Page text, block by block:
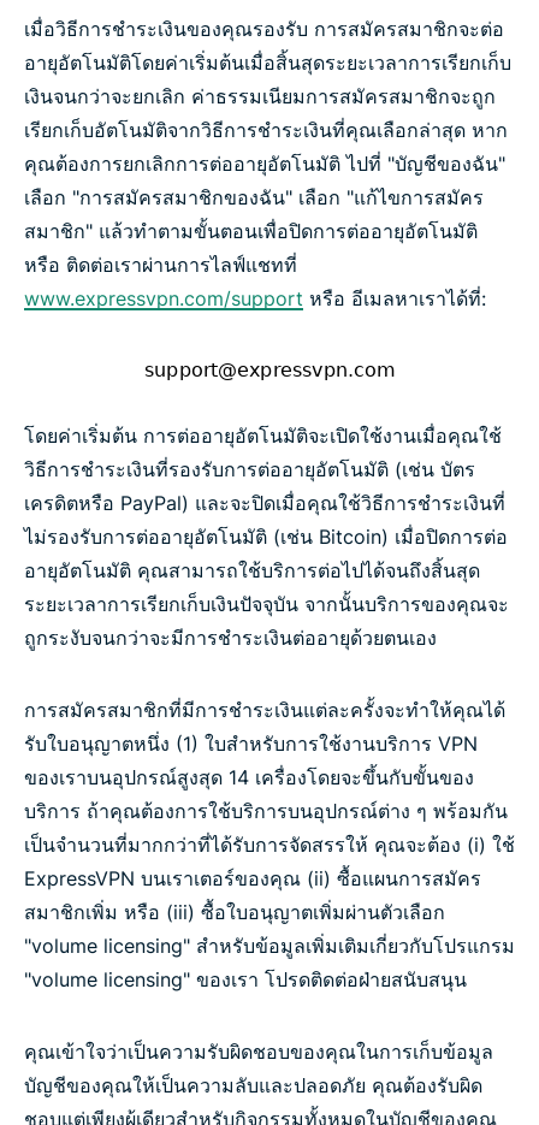
เมื่อวิธีการชำระเงินของคุณรองรับ การสมัครสมาชิกจะต่อ
อายุอัตโนมัติโดยค่าเริ่มต้นเมื่อสิ้นสุดระยะเวลาการเรียกเก็บ
เงินจนกว่าจะยกเลิก ค่าธรรมเนียมการสมัครสมาชิกจะถูก
เรียกเก็บอัตโนมัติจากวิธีการชำระเงินที่คุณเลือกล่าสุด หาก
คุณต้องการยกเลิกการต่ออายุอัตโนมัติ ไปที่ "บัญชีของฉัน"
เลือก "การสมัครสมาชิกของฉัน" เลือก "แก้ไขการสมัคร
สมาชิก" แล้วทำตามขั้นตอนเพื่อปิดการต่ออายุอัตโนมัติ
หรือ ติดต่อเราผ่านการไลฟ์แชทที่
www.expressvpn.com/support หรือ อีเมลหาเราได้ที่:
โดยค่าเริ่มต้น การต่ออายุอัตโนมัติจะเปิดใช้งานเมื่อคุณใช้
วิธีการชำระเงินที่รองรับการต่ออายุอัตโนมัติ (เช่น บัตร
เครดิตหรือ PayPal) และจะปิดเมื่อคุณใช้วิธีการชำระเงินที่
ไม่รองรับการต่ออายุอัตโนมัติ (เช่น Bitcoin) เมื่อปิดการต่อ
อายุอัตโนมัติ คุณสามารถใช้บริการต่อไปได้จนถึงสิ้นสุด
ระยะเวลาการเรียกเก็บเงินปัจจุบัน จากนั้นบริการของคุณจะ
ถูกระงับจนกว่าจะมีการชำระเงินต่ออายุด้วยตนเอง
การสมัครสมาชิกที่มีการชำระเงินแต่ละครั้งจะทำให้คุณได้
รับใบอนุญาตหนึ่ง (1) ใบสำหรับการใช้งานบริการ VPN
ของเราบนอุปกรณ์สูงสุด 14 เครื่องโดยจะขึ้นกับขั้นของ
บริการ ถ้าคุณต้องการใช้บริการบนอุปกรณ์ต่าง ๆ พร้อมกัน
เป็นจำนวนที่มากกว่าที่ได้รับการจัดสรรให้ คุณจะต้อง (i) ใช้
ExpressVPN บนเราเตอร์ของคุณ (ii) ซื้อแผนการสมัคร
สมาชิกเพิ่ม หรือ (iii) ซื้อใบอนุญาตเพิ่มผ่านตัวเลือก
"volume licensing" สำหรับข้อมูลเพิ่มเติมเกี่ยวกับโปรแกรม
"volume licensing" ของเรา โปรดติดต่อฝ่ายสนับสนุน
คุณเข้าใจว่าเป็นความรับผิดชอบของคุณในการเก็บข้อมูล
บัญชีของคุณให้เป็นความลับและปลอดภัย คุณต้องรับผิด
ชอบแต่เพียงผู้เดียวสำหรับกิจกรรมทั้งหมดในบัญชีของคุณ